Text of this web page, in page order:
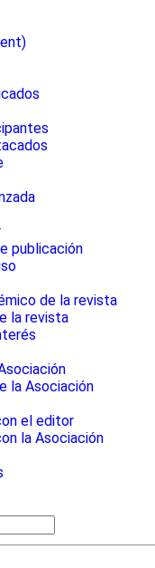
publicación
de la revista
la revista
la Asociación
el editor
la Asociación